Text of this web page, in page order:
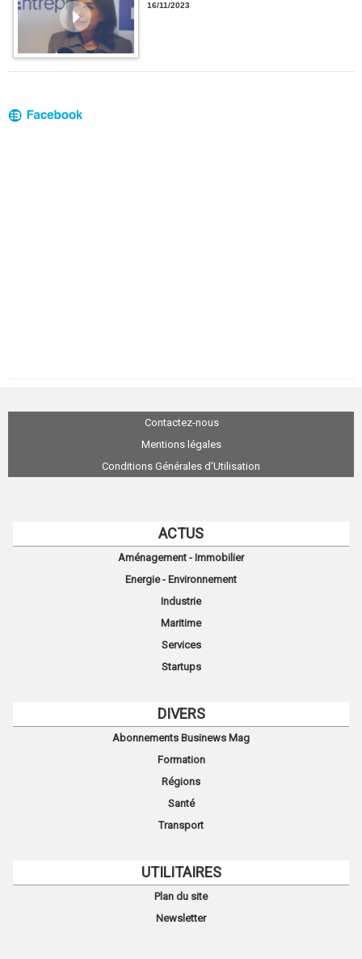
16/11/2023
Contactez-nous
Mentions légales
Conditions Générales d'Utilisation
ACTUS
Aménagement - Immobilier
Energie - Environnement
Industrie
Maritime
Services
Startups
DIVERS
Abonnements Businews Mag
Formation
Régions
Santé
Transport
UTILITAIRES
Plan du site
Newsletter